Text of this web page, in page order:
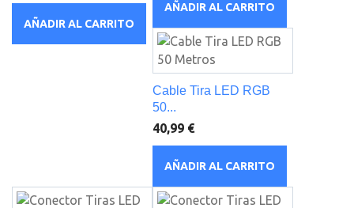
AÑADIR AL CARRITO
AÑADIR AL CARRITO
Cable Tira LED RGB
50...
40,99 €
AÑADIR AL CARRITO